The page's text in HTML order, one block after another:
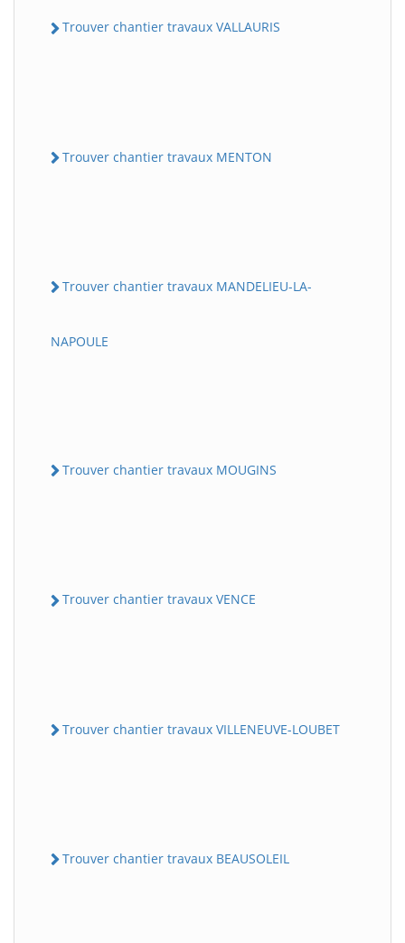
Trouver chantier travaux VALLAURIS
Trouver chantier travaux MENTON
Trouver chantier travaux MANDELIEU-LA-
NAPOULE
Trouver chantier travaux MOUGINS
Trouver chantier travaux VENCE
Trouver chantier travaux VILLENEUVE-LOUBET
Trouver chantier travaux BEAUSOLEIL